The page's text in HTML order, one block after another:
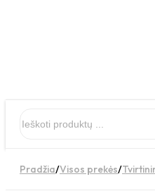
Pradžia/Visos prekės/